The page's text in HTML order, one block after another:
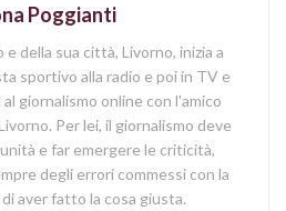
Poggianti
della sua città, Livorno, inizia a
sportivo alla radio e poi in TV e
giornalismo online con l'amico
Per lei, il giornalismo deve
e far emergere le criticità,
degli errori commessi con la
aver fatto la cosa giusta.